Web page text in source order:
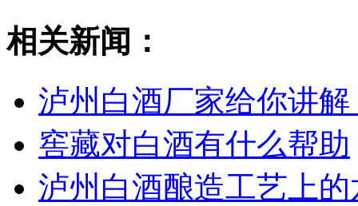
相关新闻：
泸州白酒厂家给你讲
窖藏对白酒有什么帮助
泸州白酒酿造工艺上